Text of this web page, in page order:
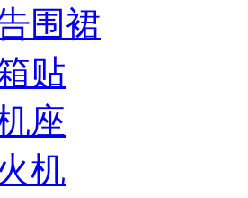
围裙
贴
座
机